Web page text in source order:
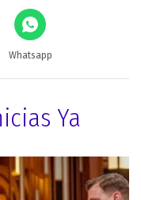
Whatsapp
Ya